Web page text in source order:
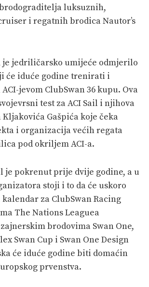
luksuznih,
i regatnih brodica Nautor’s
je jedriličarsko umijeće odmjerilo
će iduće godine trenirati i
jevom ClubSwan 36 kupu. Ova
test za ACI Sail i njihova
Gašpića koje čeka
i organizacija većih regata
pod okriljem ACI-a.
je pokrenut prije dvije godine, a u
stoji i to da će uskoro
za ClubSwan Racing
The Nations Leaguea
brodovima Swan One,
Swan Cup i Swan One Design
će iduće godine biti domaćin
prvenstva.